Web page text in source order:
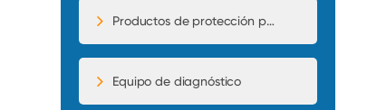
Productos de protección para automóviles
Equipo de diagnóstico